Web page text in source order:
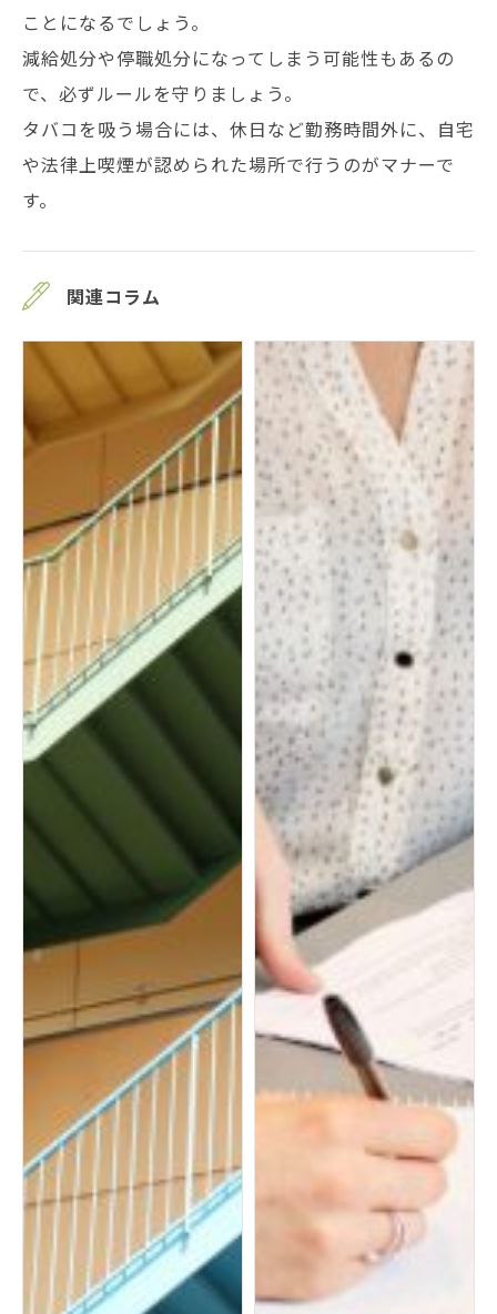
ことになるでしょう。
減給処分や停職処分になってしまう可能性もあるの
で、必ずルールを守りましょう。
タバコを吸う場合には、休日など勤務時間外に、自宅
や法律上喫煙が認められた場所で行うのがマナーで
す。
関連コラム